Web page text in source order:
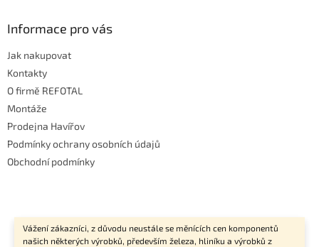
Vážení zákazníci, z důvodu neustále se měnících cen komponentů
našich některých výrobků, především železa, hliníku a výrobků z
Informace pro vás
Jak nakupovat
Kontakty
O firmě REFOTAL
Montáže
Prodejna Havířov
Podmínky ochrany osobních údajů
Obchodní podmínky